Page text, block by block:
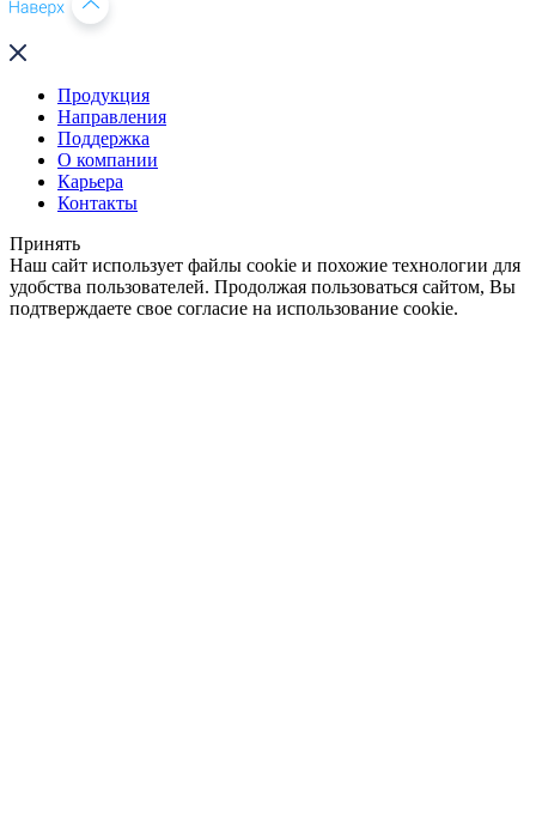
Продукция
Направления
Поддержка
О компании
Карьера
Контакты
Принять
Наш сайт использует файлы cookie и похожие технологии для
удобства пользователей. Продолжая пользоваться сайтом, Вы
подтверждаете свое согласие на использование cookie.